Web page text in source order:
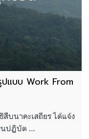
ปแบบ Work From
บนาคะเสถียร ได้แจ้ง
นปฏิบัต …